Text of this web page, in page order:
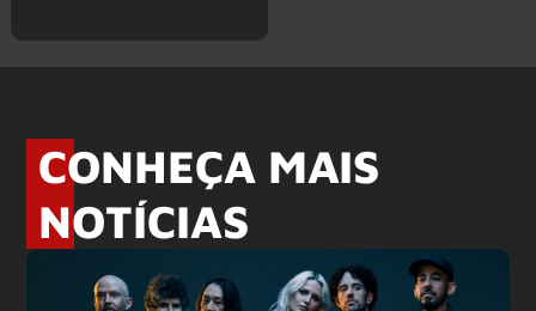
CONHEÇA MAIS
NOTÍCIAS